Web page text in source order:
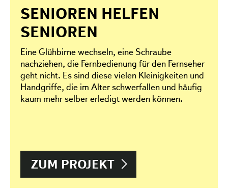
SENIOREN HELFEN
SENIOREN
Eine Glühbirne wechseln, eine Schraube
nachziehen, die Fernbedienung für den Fernseher
geht nicht. Es sind diese vielen Kleinigkeiten und
Handgriffe, die im Alter schwerfallen und häufig
kaum mehr selber erledigt werden können.
ZUM PROJEKT